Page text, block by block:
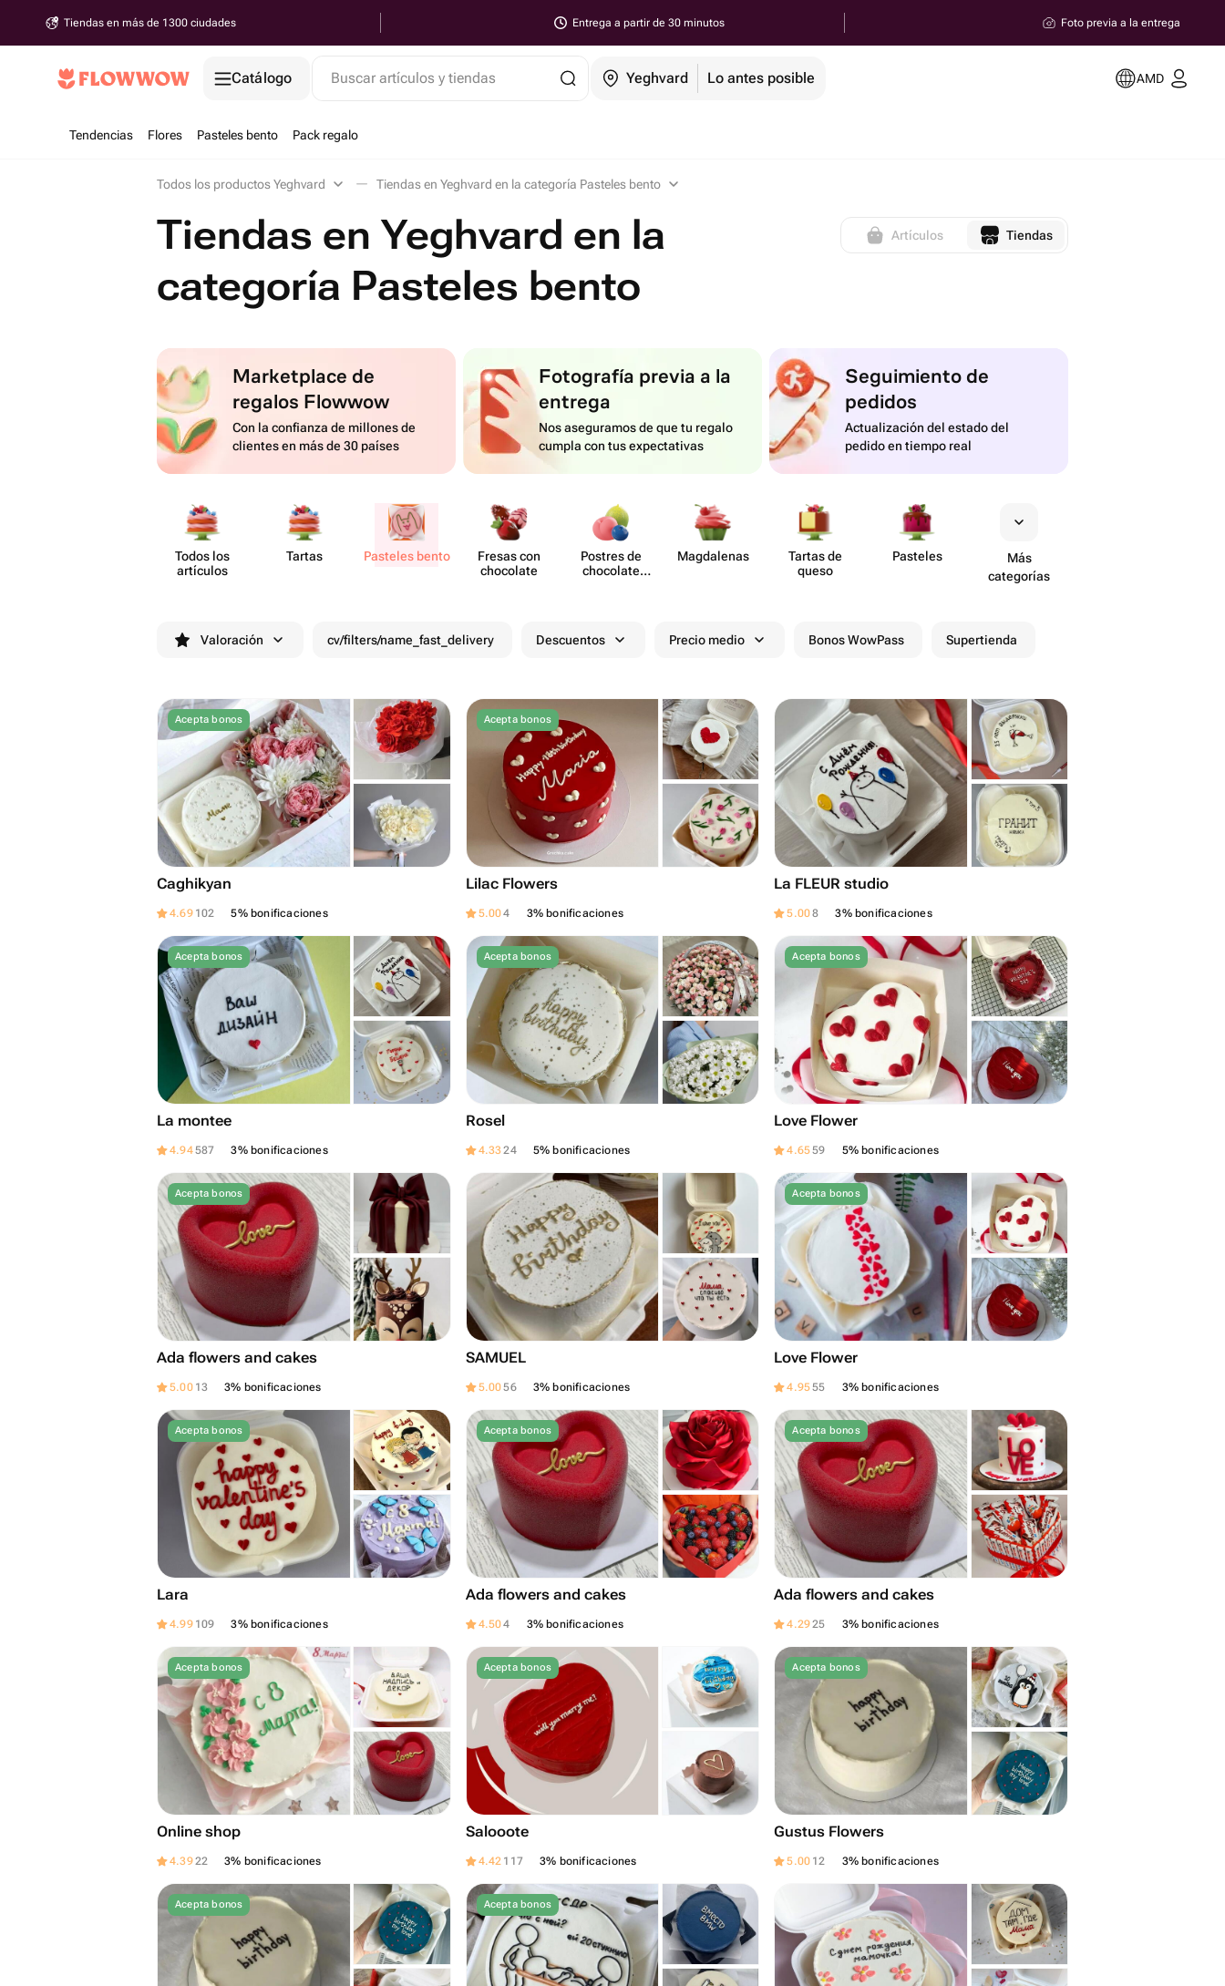
Tiendas en más de 1300 ciudades Entrega a partir de 30 minutos Foto previa a la entrega
Catálogo Buscar artículos y tiendas Yeghvard Lo antes posible AMD
Tendencias Flores Pasteles bento Pack regalo
Todos los productos Yeghvard Tiendas en Yeghvard en la categoría Pasteles bento
Tiendas en Yeghvard en la
categoría Pasteles bento
Artículos Tiendas
Marketplace de
regalos Flowwow
Con la confianza de millones de
clientes en más de 30 países
Fotografía previa a la
entrega
Nos aseguramos de que tu regalo
cumpla con tus expectativas
Seguimiento de
pedidos
Actualización del estado del
pedido en tiempo real
Todos los
artículos
Tartas Pasteles bento
Fresas con
chocolate
Postres de
chocolate
Magd​alenas
Tartas de
queso
Pasteles
Más
categorías
Valoración cv/filters/name_fast_delivery Descuentos Precio medio Bonos WowPass Supertienda
Acepta bonos
Caghikyan
4.69 102 5% bonificaciones
Acepta bonos
Lilac Flowers
5.004 3% bonificaciones
La FLEUR studio
5.008 3% bonificaciones
Acepta bonos
La montee
4.94587 3% bonificaciones
Acepta bonos
Rosel
4.3324 5% bonificaciones
Acepta bonos
Love Flower
4.6559 5% bonificaciones
Acepta bonos
Ada flowers and cakes
5.00 13 3% bonificaciones
SAMUEL
5.0056 3% bonificaciones
Acepta bonos
Love Flower
4.9555 3% bonificaciones
Acepta bonos
Lara
4.99 109 3% bonificaciones
Acepta bonos
Ada flowers and cakes
4.504 3% bonificaciones
Acepta bonos
Ada flowers and cakes
4.2925 3% bonificaciones
Acepta bonos
Online shop
4.3922 3% bonificaciones
Acepta bonos
Salooote
4.42 117 3% bonificaciones
Acepta bonos
Gustus Flowers
5.00 12 3% bonificaciones
Acepta bonos Acepta bonos